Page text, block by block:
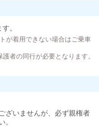
。
が着用できない場合はご乗車
者の同行が必要となります。
ざいませんが、必ず親権者
。